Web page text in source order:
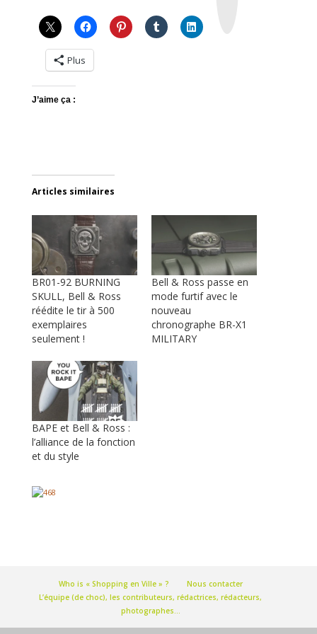
Plus
J’aime ça :
Articles similaires
BR01-92 BURNING
SKULL, Bell & Ross
réédite le tir à 500
exemplaires
seulement !
Bell & Ross passe en
mode furtif avec le
nouveau
chronographe BR-X1
MILITARY
BAPE et Bell & Ross :
l’alliance de la fonction
et du style
Who is « Shopping en Ville » ?
Nous contacter
L’équipe (de choc), les contributeurs, rédactrices, rédacteurs,
photographes…